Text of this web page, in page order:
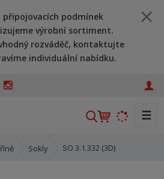
připojovacích podmínek
výrobní sortiment.
rozváděč, kontaktujte
individuální nabídku.
V
h
☰
Sokly SO 3.1.332 (3D)